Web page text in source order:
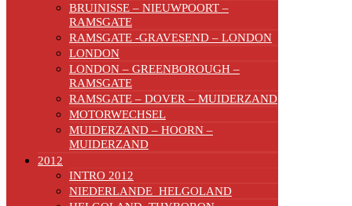
BRUINISSE – NIEUWPOORT –
RAMSGATE
RAMSGATE -GRAVESEND – LONDON
LONDON
LONDON – GREENBOROUGH –
RAMSGATE
RAMSGATE – DOVER – MUIDERZAND
MOTORWECHSEL
MUIDERZAND – HOORN –
MUIDERZAND
2012
INTRO 2012
NIEDERLANDE_HELGOLAND